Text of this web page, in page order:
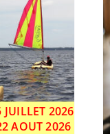
2026
AOUT 2026